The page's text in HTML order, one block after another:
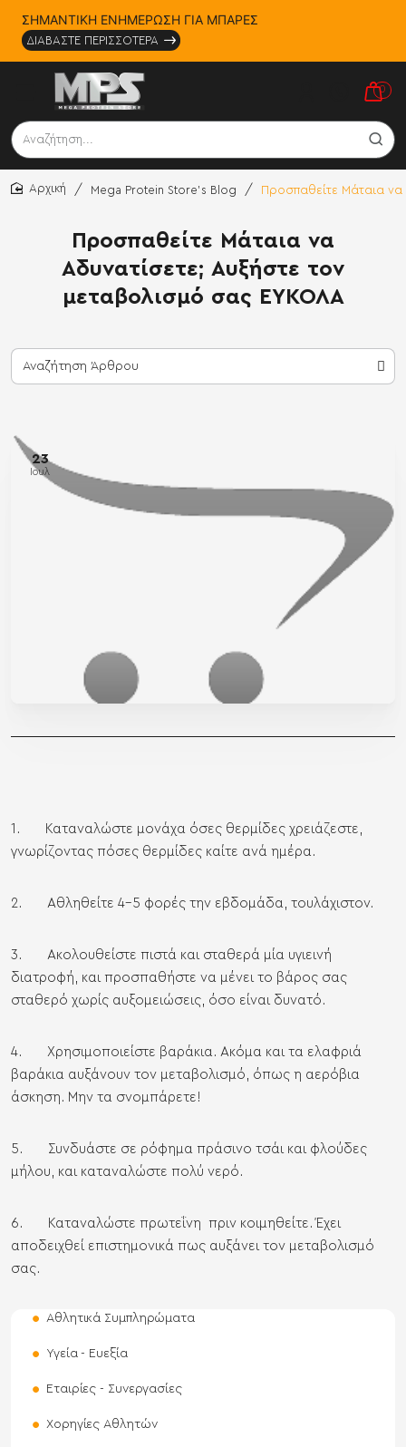
ΣΗΜΑΝΤΙΚΗ ΕΝΗΜΕΡΩΣΗ ΓΙΑ ΜΠΑΡΕΣ
ΔΙΑΒΑΣΤΕ ΠΕΡΙΣΣΟΤΕΡΑ
0
Αναζήτηση...
Προσπαθείτε Μάταια να
Αδυνατίσετε; Αυξήστε τον
μεταβολισμό σας ΕΥΚΟΛΑ
Mega Protein Store's Blog Προσπαθείτε Μάταια να
23
Ιουλ
1. Καταναλώστε μονάχα όσες θερμίδες χρειάζεστε,
γνωρίζοντας πόσες θερμίδες καίτε ανά ημέρα.
2. Αθληθείτε 4-5 φορές την εβδομάδα, τουλάχιστον.
3. Ακολουθείστε πιστά και σταθερά μία υγιεινή
διατροφή, και προσπαθήστε να μένει το βάρος σας
σταθερό χωρίς αυξομειώσεις, όσο είναι δυνατό.
4. Χρησιμοποιείστε βαράκια. Ακόμα και τα ελαφριά
βαράκια αυξάνουν τον μεταβολισμό, όπως η αερόβια
άσκηση. Μην τα σνομπάρετε!
5. Συνδυάστε σε ρόφημα πράσινο τσάι και φλούδες
μήλου, και καταναλώστε πολύ νερό.
6. Καταναλώστε πρωτεΐνη πριν κοιμηθείτε. Έχει
αποδειχθεί επιστημονικά πως αυξάνει τον μεταβολισμό
σας.
Αθλητικά Συμπληρώματα
Υγεία - Ευεξία
Εταιρίες - Συνεργασίες
Χορηγίες Αθλητών